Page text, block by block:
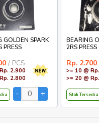
GOLDEN SPARK
PRESS
/ PCS
2.900
2.800
BEARING
2RS PRESS
Rp. 2.700
>= 10 @
>= 20 @
Stok Tersedia